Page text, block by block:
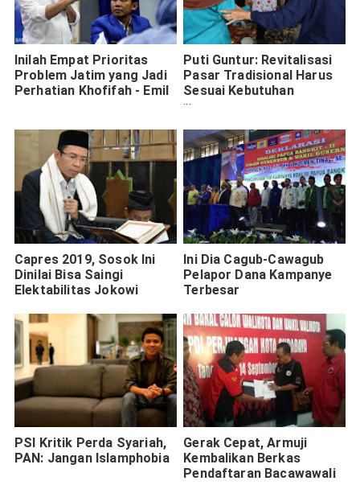
Inilah Empat Prioritas
Problem Jatim yang Jadi
Perhatian Khofifah - Emil
Puti Guntur: Revitalisasi
Pasar Tradisional Harus
Sesuai Kebutuhan
Pedagang
Capres 2019, Sosok Ini
Dinilai Bisa Saingi
Elektabilitas Jokowi
Ini Dia Cagub-Cawagub
Pelapor Dana Kampanye
Terbesar
PSI Kritik Perda Syariah,
PAN: Jangan Islamphobia
Gerak Cepat, Armuji
Kembalikan Berkas
Pendaftaran Bacawawali